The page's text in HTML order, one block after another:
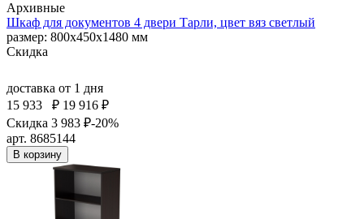
Архивные
Шкаф для документов 4 двери Тарли, цвет вяз светлый
размер: 800x450x1480 мм
Скидка
доставка от 1 дня
15 933
₽ 19 916 ₽
Скидка 3 983 ₽-20%
арт. 8685144
В корзину